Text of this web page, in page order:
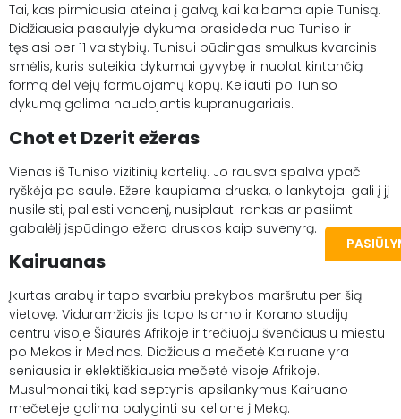
Tai, kas pirmiausia ateina į galvą, kai kalbama apie Tunisą.
Didžiausia pasaulyje dykuma prasideda nuo Tuniso ir
tęsiasi per 11 valstybių. Tunisui būdingas smulkus kvarcinis
smėlis, kuris suteikia dykumai gyvybę ir nuolat kintančią
formą dėl vėjų formuojamų kopų. Keliauti po Tuniso
dykumą galima naudojantis kupranugariais.
Chot et Dzerit ežeras
Vienas iš Tuniso vizitinių kortelių. Jo rausva spalva ypač
ryškėja po saule. Ežere kaupiama druska, o lankytojai gali į jį
nusileisti, paliesti vandenį, nusiplauti rankas ar pasiimti
gabalėlį įspūdingo ežero druskos kaip suvenyrą.
Kairuanas
Įkurtas arabų ir tapo svarbiu prekybos maršrutu per šią
vietovę. Viduramžiais jis tapo Islamo ir Korano studijų
centru visoje Šiaurės Afrikoje ir trečiuoju švenčiausiu miestu
po Mekos ir Medinos. Didžiausia mečetė Kairuane yra
seniausia ir eklektiškiausia mečetė visoje Afrikoje.
Musulmonai tiki, kad septynis apsilankymus Kairuano
mečetėje galima palyginti su kelione į Meką.